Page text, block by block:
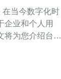
企业和个人用
将为您介绍台湾